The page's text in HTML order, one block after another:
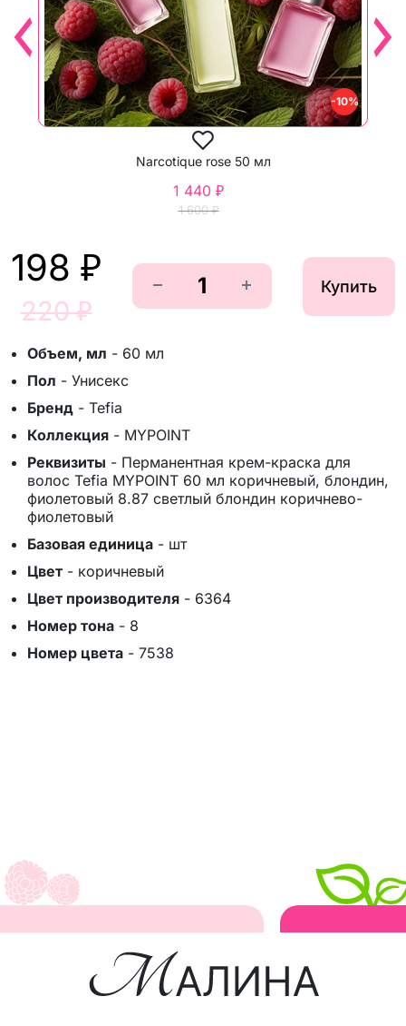
-10%
Narcotique rose 50 мл
1 600 ₽
1 440 ₽
198 ₽
220 ₽
Купить
Объем, мл - 60 мл
Пол - Унисекс
Бренд - Tefia
Коллекция - MYPOINT
Реквизиты - Перманентная крем-краска для
волос Tefia MYPOINT 60 мл коричневый, блондин,
фиолетовый 8.87 светлый блондин коричнево-
фиолетовый
Базовая единица - шт
Цвет - коричневый
Цвет производителя - 6364
Номер тона - 8
Номер цвета - 7538